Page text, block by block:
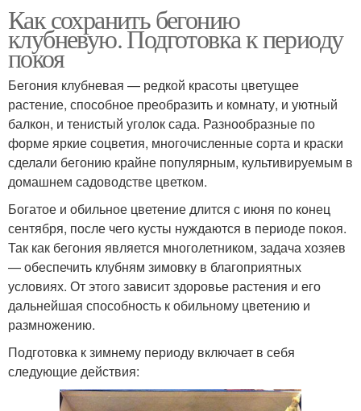
Как сохранить бегонию
клубневую. Подготовка к периоду
покоя
Бегония клубневая — редкой красоты цветущее
растение, способное преобразить и комнату, и уютный
балкон, и тенистый уголок сада. Разнообразные по
форме яркие соцветия, многочисленные сорта и краски
сделали бегонию крайне популярным, культивируемым в
домашнем садоводстве цветком.
Богатое и обильное цветение длится с июня по конец
сентября, после чего кусты нуждаются в периоде покоя.
Так как бегония является многолетником, задача хозяев
— обеспечить клубням зимовку в благоприятных
условиях. От этого зависит здоровье растения и его
дальнейшая способность к обильному цветению и
размножению.
Подготовка к зимнему периоду включает в себя
следующие действия: